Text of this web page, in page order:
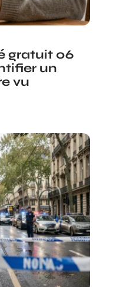
gratuit 06
un
vu